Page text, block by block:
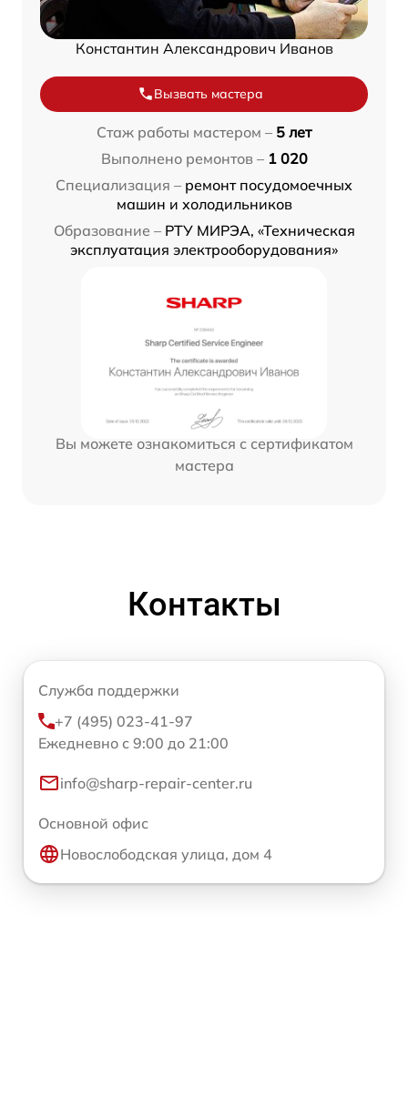
Константин Александрович Иванов
Вызвать мастера
Стаж работы мастером – 5 лет
Выполнено ремонтов – 1 020
Специализация – ремонт посудомоечных
машин и холодильников
Образование – РТУ МИРЭА, «Техническая
эксплуатация электрооборудования»
Вы можете ознакомиться с сертификатом
мастера
Контакты
Служба поддержки
+7 (495) 023-41-97
Ежедневно с 9:00 до 21:00
info@sharp-repair-center.ru
Основной офис
Новослободская улица, дом 4